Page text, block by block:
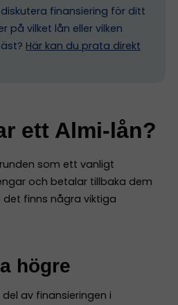
finansiering för ditt
på vilket lån eller vilken
Här kan du prata direkt
ett Almi-lån?
som ett vanligt
och betalar tillbaka dem
finns några viktiga
högre
av finansieringen i